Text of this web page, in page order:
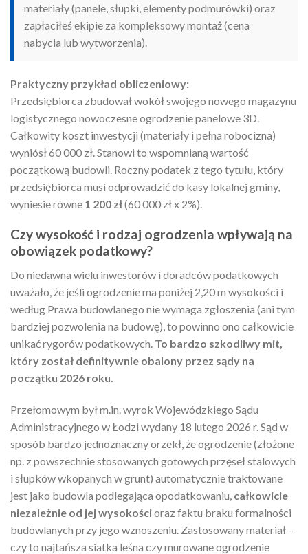
materiały (panele, słupki, elementy podmurówki) oraz
zapłaciłeś ekipie za kompleksowy montaż (cena
nabycia lub wytworzenia).
Praktyczny przykład obliczeniowy:
Przedsiębiorca zbudował wokół swojego nowego magazynu
logistycznego nowoczesne ogrodzenie panelowe 3D.
Całkowity koszt inwestycji (materiały i pełna robocizna)
wyniósł 60 000 zł. Stanowi to wspomnianą wartość
początkową budowli. Roczny podatek z tego tytułu, który
przedsiębiorca musi odprowadzić do kasy lokalnej gminy,
wyniesie równe 1 200 zł(60 000 zł x 2%).
Czy wysokość i rodzaj ogrodzenia wpływają na
obowiązek podatkowy?
Do niedawna wielu inwestorów i doradców podatkowych
uważało, że jeśli ogrodzenie ma poniżej 2,20 m wysokości i
według Prawa budowlanego nie wymaga zgłoszenia (ani tym
bardziej pozwolenia na budowę), to powinno ono całkowicie
unikać rygorów podatkowych. To bardzo szkodliwy mit,
który został definitywnie obalony przez sądy na
początku 2026 roku.
Przełomowym był m.in. wyrok Wojewódzkiego Sądu
Administracyjnego w Łodzi wydany 18 lutego 2026 r. Sąd w
sposób bardzo jednoznaczny orzekł, że ogrodzenie (złożone
np. z powszechnie stosowanych gotowych przęseł stalowych
i słupków wkopanych w grunt) automatycznie traktowane
jest jako budowla podlegająca opodatkowaniu, całkowicie
niezależnie od jej wysokościoraz faktu braku formalności
budowlanych przy jego wznoszeniu. Zastosowany materiał –
czy to najtańsza siatka leśna czy murowane ogrodzenie